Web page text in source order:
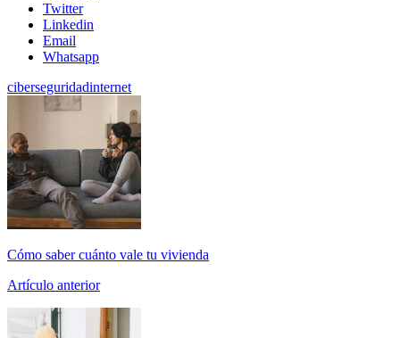
Twitter
Linkedin
Email
Whatsapp
ciberseguridadinternet
Cómo saber cuánto vale tu vivienda
Artículo anterior